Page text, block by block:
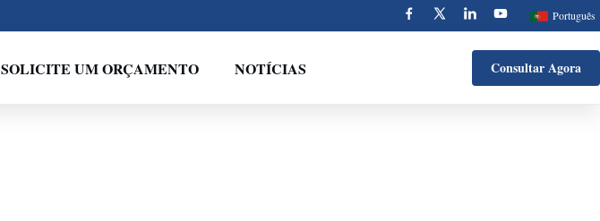
Português
SOLICITE UM ORÇAMENTO NOTÍCIAS Consultar Agora